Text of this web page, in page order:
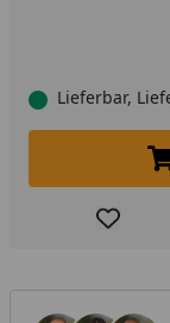
Lieferbar,